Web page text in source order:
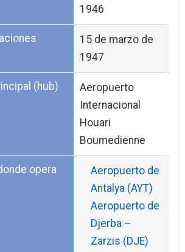
1946
15 de marzo de
1947
(hub)
Aeropuerto
Internacional
Houari
Boumedienne
opera
Aeropuerto de
Antalya (AYT)
Aeropuerto de
Djerba –
Zarzis (DJE)